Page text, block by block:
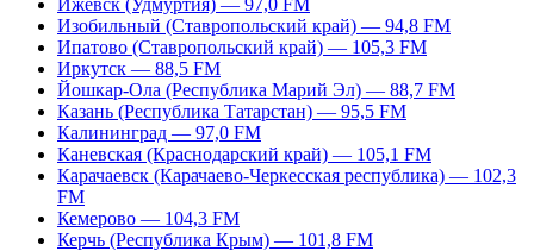
Ижевск (Удмуртия) — 97,0 FM
Изобильный (Ставропольский край) — 94,8 FM
Ипатово (Ставропольский край) — 105,3 FM
Иркутск — 88,5 FM
Йошкар-Ола (Республика Марий Эл) — 88,7 FM
Казань (Республика Татарстан) — 95,5 FM
Калининград — 97,0 FM
Каневская (Краснодарский край) — 105,1 FM
Карачаевск (Карачаево-Черкесская республика) — 102,3
FM
Кемерово — 104,3 FM
Керчь (Республика Крым) — 101,8 FM